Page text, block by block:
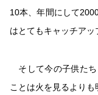
10本、年間にして
はとてもキャッチアッ
そして今の子供たち
ことは火を見るよりも